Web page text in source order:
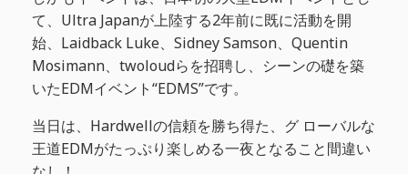
て、Ultra Japanが上陸する2年前に既に活動を開
始、Laidback Luke、Sidney Samson、Quentin
Mosimann、twoloudらを招聘し、シーンの礎を築
いたEDMイベント“EDMS”です。
当日は、Hardwellの信頼を勝ち得た、グ ローバルな
王道EDMがたっぷり楽しめる一夜となること間違い